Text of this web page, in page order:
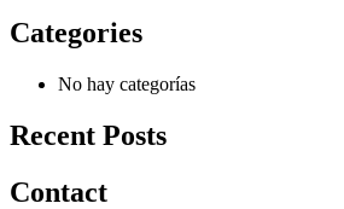
Categories
No hay categorías
Recent Posts
Contact